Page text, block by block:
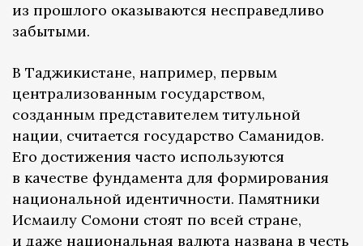
из прошлого оказываются несправедливо
забытыми.
В Таджикистане, например, первым
централизованным государством,
созданным представителем титульной
нации, считается государство Саманидов.
Его достижения часто используются
в качестве фундамента для формирования
национальной идентичности. Памятники
Исмаилу Сомони стоят по всей стране,
и даже национальная валюта названа в честь